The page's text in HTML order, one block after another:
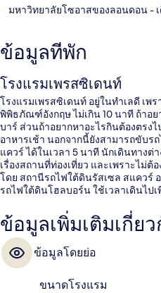
มหาวิทยาลัยโซอาสของลอนดอน-
ข้อมูลที่พัก
โรงแรมเพรสซิเดนท์
โรงแรมเพรสซิเดนท์ อยู่ในทำเลดี เพ
พิพิธภัณฑ์อังกฤษ ไม่เกิน 10 นาที ถ้าอ
บาร์ ส่วนถ้าอยากหาอะไรกินต้องตรงไ
อาหารเช้า นอกจากนี้ยังสามารถขับร
แควร์ ได้ในเวลา 5 นาที นักเดินทางต่
เรื่องสถานที่ท่องเที่ยว และเพราะไม่
โดย สถานีรถไฟใต้ดินรัสเซล สแควร์
รถไฟใต้ดินโฮลบอร์น ใช้เวลาเดินไปเ
ข้อมูลเพิ่มเติมเกี่ย
ข้อมูลโดยย่อ
ขนาดโรงแรม